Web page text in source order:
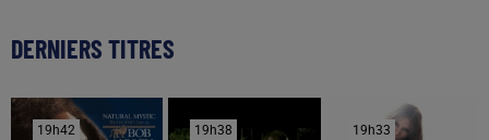
DERNIERS TITRES
19h42
19h42 19h38
19h38 19h33
19h33